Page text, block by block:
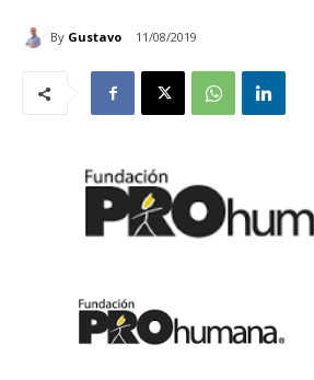
By Gustavo 11/08/2019